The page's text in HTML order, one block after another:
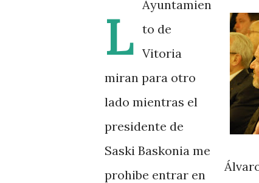
L
Ayuntamien
to de
Vitoria
miran para otro
lado mientras el
presidente de
Saski Baskonia me
prohibe entrar en